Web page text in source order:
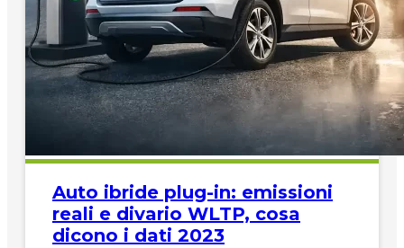
Auto ibride plug-in: emissioni
reali e divario WLTP, cosa
dicono i dati 2023